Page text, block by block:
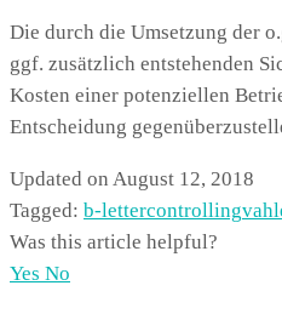
Die durch die Umsetzung der
ggf. zusätzlich entstehenden
Kosten einer potenziellen
Entscheidung
Updated on August 12, 2018
Tagged: b-lettercontrolling
Was this article helpful?
Yes No